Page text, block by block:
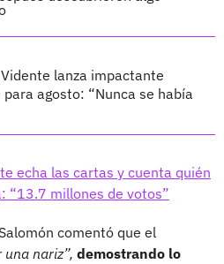
lanza impactante
agosto: “Nunca se había
echa las cartas y cuenta quién
“13.7 millones de votos”
comentó que el
una nariz”, demostrando lo